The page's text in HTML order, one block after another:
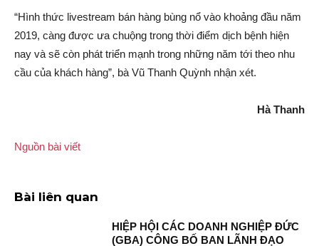
“Hình thức livestream bán hàng bùng nổ vào khoảng đầu năm
2019, càng được ưa chuộng trong thời điểm dịch bệnh hiện
nay và sẽ còn phát triển mạnh trong những năm tới theo nhu
cầu của khách hàng”, bà Vũ Thanh Quỳnh nhận xét.
Hà Thanh
Nguồn bài viết
Bài liên quan
HIỆP HỘI CÁC DOANH NGHIỆP ĐỨC
(GBA) CÔNG BỐ BAN LÃNH ĐẠO